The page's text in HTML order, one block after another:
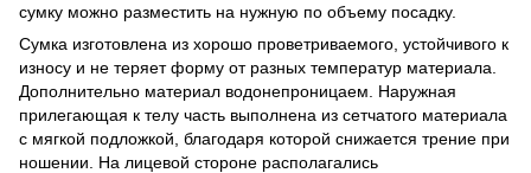
сумку можно разместить на нужную по объему посадку.
Сумка изготовлена из хорошо проветриваемого, устойчивого к
износу и не теряет форму от разных температур материала.
Дополнительно материал водонепроницаем. Наружная
прилегающая к телу часть выполнена из сетчатого материала
с мягкой подложкой, благодаря которой снижается трение при
ношении. На лицевой стороне располагались